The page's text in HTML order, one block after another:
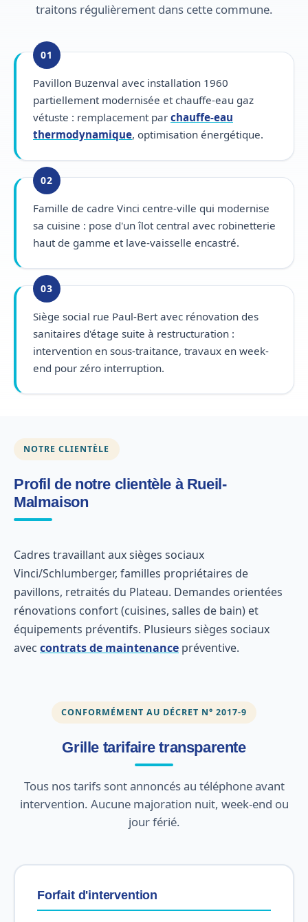
traitons régulièrement dans cette commune.
01
Pavillon Buzenval avec installation 1960
partiellement modernisée et chauffe-eau gaz
vétuste : remplacement par chauffe-eau
thermodynamique, optimisation énergétique.
02
Famille de cadre Vinci centre-ville qui modernise
sa cuisine : pose d'un îlot central avec robinetterie
haut de gamme et lave-vaisselle encastré.
03
Siège social rue Paul-Bert avec rénovation des
sanitaires d'étage suite à restructuration :
intervention en sous-traitance, travaux en week-
end pour zéro interruption.
NOTRE CLIENTÈLE
Profil de notre clientèle à Rueil-
Malmaison
Cadres travaillant aux sièges sociaux
Vinci/Schlumberger, familles propriétaires de
pavillons, retraités du Plateau. Demandes orientées
rénovations confort (cuisines, salles de bain) et
équipements préventifs. Plusieurs sièges sociaux
avec contrats de maintenance préventive.
CONFORMÉMENT AU DÉCRET N° 2017-9
Grille tarifaire transparente
Tous nos tarifs sont annoncés au téléphone avant
intervention. Aucune majoration nuit, week-end ou
jour férié.
Forfait d'intervention